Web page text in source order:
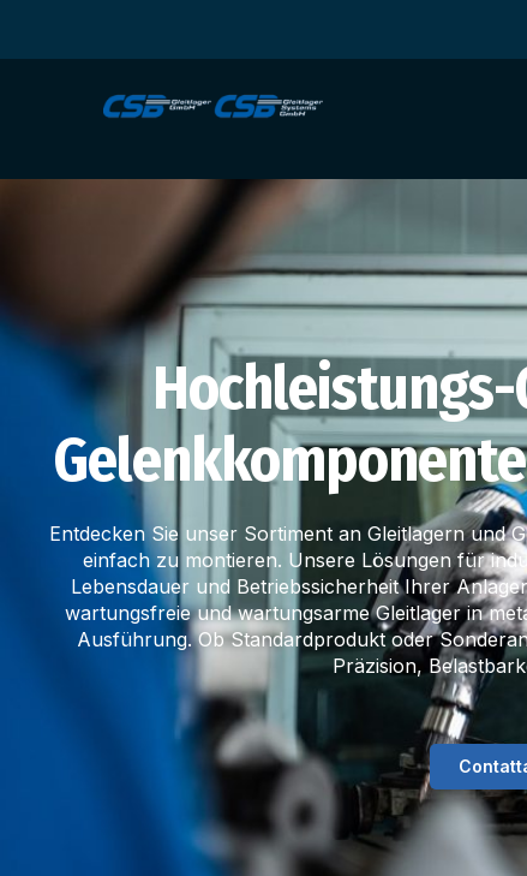
Entdecken Sie unser Sortiment an Gleitlagern und
einfach zu montieren. Unsere Lösungen für
Lebensdauer und Betriebssicherheit Ihrer
wartungsfreie und wartungsarme Gleitlager in
Ausführung. Ob Standardprodukt oder
Präzision,